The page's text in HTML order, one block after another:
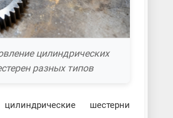
цилиндрических
разных типов
шестерни